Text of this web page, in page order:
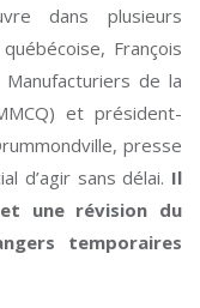
dans plusieurs
François
de la
et président-
presse
d’agir sans délai. Il
une révision du
temporaires